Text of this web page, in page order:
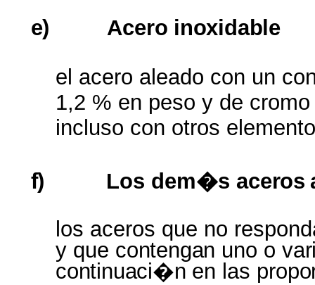
e) Acero inoxidable
el acero aleado con un
1,2 % en peso y de
incluso con otros
f) Los dem�s aceros
los aceros que no
y que contengan uno o
continuaci�n en las